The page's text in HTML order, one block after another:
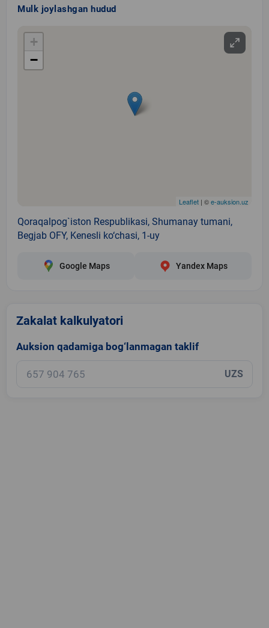
Mulk joylashgan hudud
+
−
Leaflet | ©e-auksion.uz
Qoraqalpog`iston Respublikasi, Shumanay tumani,
Begjab OFY, Kenesli ko‘chasi, 1-uy
Google Maps Yandex Maps
Zakalat kalkulyatori
Auksion qadamiga bog‘lanmagan taklif
UZS